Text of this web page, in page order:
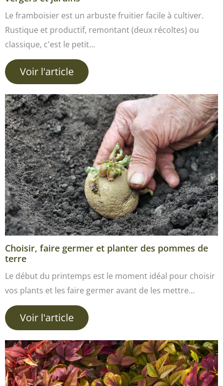
Le framboisier est un arbuste fruitier facile à cultiver.
Rustique et productif, remontant (deux récoltes) ou
classique, c'est le petit…
Voir l'article
Choisir, faire germer et planter des pommes de
terre
Le début du printemps est le moment idéal pour choisir
vos plants et les faire germer avant de les mettre…
Voir l'article